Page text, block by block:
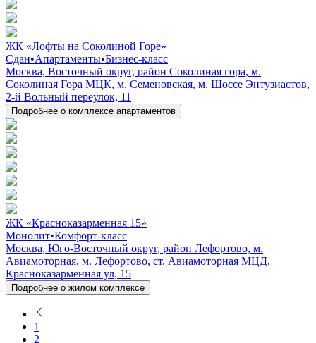
ЖК «Лофты на Соколиной Горе»
Сдан•Апартаменты•Бизнес-класс
Москва, Восточный округ, район Соколиная гора, м.
Соколиная Гора МЦК, м. Семеновская, м. Шоссе Энтузиастов,
2-й Вольный переулок, 11
Подробнее о комплексе апартаментов
ЖК «Красноказарменная 15»
Монолит•Комфорт-класс
Москва, Юго-Восточный округ, район Лефортово, м.
Авиамоторная, м. Лефортово, ст. Авиамоторная МЦД,
Красноказарменная ул, 15
Подробнее о жилом комплексе
1
2